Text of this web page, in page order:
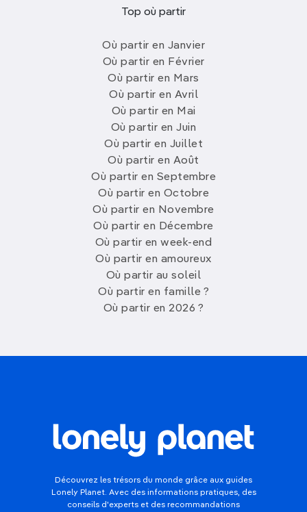
Top où partir
Où partir en Janvier
Où partir en Février
Où partir en Mars
Où partir en Avril
Où partir en Mai
Où partir en Juin
Où partir en Juillet
Où partir en Août
Où partir en Septembre
Où partir en Octobre
Où partir en Novembre
Où partir en Décembre
Où partir en week-end
Où partir en amoureux
Où partir au soleil
Où partir en famille ?
Où partir en 2026 ?
Découvrez les trésors du monde grâce aux guides
Lonely Planet. Avec des informations pratiques, des
conseils d'experts et des recommandations